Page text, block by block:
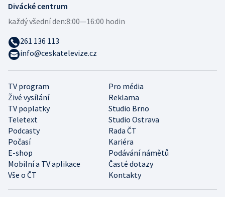
TV program
Pro média
Živé vysílání
Reklama
TV poplatky
Studio Brno
Teletext
Studio Ostrava
Podcasty
Rada ČT
Počasí
Kariéra
E-shop
Podávání námětů
Mobilní a TV aplikace
Časté dotazy
Vše o ČT
Kontakty
Divácké centrum
každý všední den:8:00—16:00 hodin
261 136 113
info@ceskatelevize.cz